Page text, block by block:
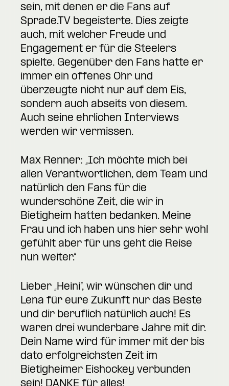
sein, mit denen er die Fans auf
Sprade.TV begeisterte. Dies zeigte
auch, mit welcher Freude und
Engagement er für die Steelers
spielte. Gegenüber den Fans hatte er
immer ein offenes Ohr und
überzeugte nicht nur auf dem Eis,
sondern auch abseits von diesem.
Auch seine ehrlichen Interviews
werden wir vermissen.
Max Renner: „Ich möchte mich bei
allen Verantwortlichen, dem Team und
natürlich den Fans für die
wunderschöne Zeit, die wir in
Bietigheim hatten bedanken. Meine
Frau und ich haben uns hier sehr wohl
gefühlt aber für uns geht die Reise
nun weiter.“
Lieber „Heini“, wir wünschen dir und
Lena für eure Zukunft nur das Beste
und dir beruflich natürlich auch! Es
waren drei wunderbare Jahre mit dir.
Dein Name wird für immer mit der bis
dato erfolgreichsten Zeit im
Bietigheimer Eishockey verbunden